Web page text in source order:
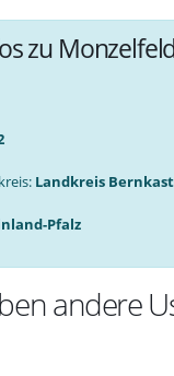
zu
Landkreis
Pfalz
andere